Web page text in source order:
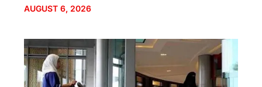
AUGUST 6, 2026